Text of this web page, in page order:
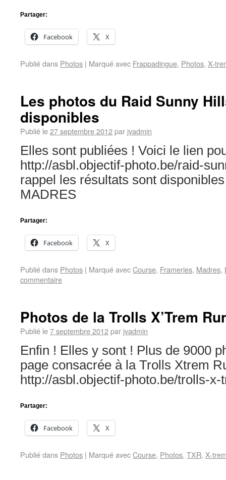
Partager:
Facebook X
Publié dans Photos | Marqué avec Frappadingue, Photos, X-
Les photos du Raid Sunny
disponibles
Publié le27 septembre 2012par jvadmin
Elles sont publiées ! Voici le lien
http://asbl.objectif-photo.be/raid-
rappel les résultats sont
MADRES
Partager:
Facebook X
Publié dans Photos | Marqué avecCourse, Frameries, Madres,
commentaire
Photos de la Trolls X’Trem
Publié le7 septembre 2012par jvadmin
Enfin ! Elles y sont ! Plus de 9000
page consacrée à la Trolls Xtrem
http://asbl.objectif-photo.be/trolls-x-
Partager:
Facebook X
Publié dans Photos | Marqué avecCourse, Photos, TXR, X-